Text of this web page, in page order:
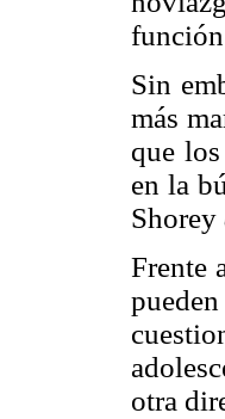
Sin
más
que
en la
Shorey
Frente
otra